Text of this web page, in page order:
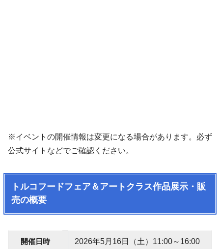
※イベントの開催情報は変更になる場合があります。必ず
公式サイトなどでご確認ください。
トルコフードフェア＆アートクラス作品展示・販
売の概要
開催日時
2026年5月16日（土）11:00～16:00